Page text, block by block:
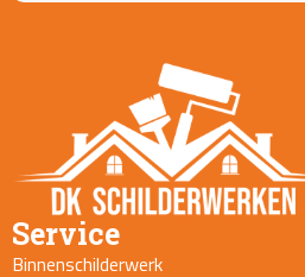
Service
Binnenschilderwerk